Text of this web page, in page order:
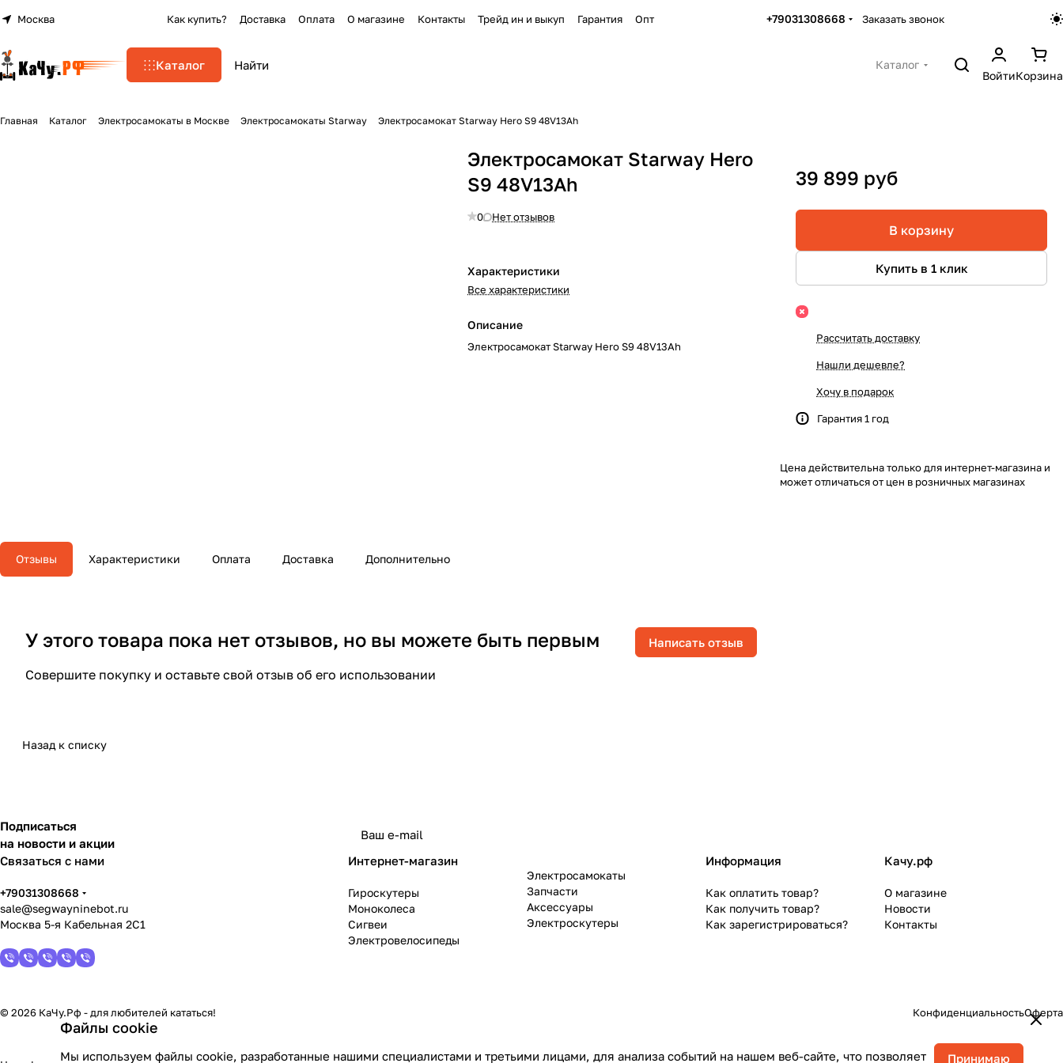
Москва Как купить? Доставка Оплата О магазине Контакты Трейд ин и выкуп Гарантия Опт +79031308668 Заказать звонок
Каталог
Каталог
ВойтиКорзина
Главная Каталог Электросамокаты в Москве Электросамокаты Starway Электросамокат Starway Hero S9 48V13Ah
Электросамокат Starway Hero
S9 48V13Ah
0 Нет отзывов
Характеристики
Все характеристики
Описание
Электросамокат Starway Hero S9 48V13Ah
39 899 руб
В корзину
Купить в 1 клик
Рассчитать доставку
Нашли дешевле?
Хочу в подарок
Гарантия 1 год
Цена действительна только для интернет-магазина и
может отличаться от цен в розничных магазинах
Отзывы Характеристики Оплата Доставка Дополнительно
У этого товара пока нет отзывов, но вы можете быть первым
Совершите покупку и оставьте свой отзыв об его использовании
Написать отзыв
Назад к списку
Подписаться
на новости и акции
Связаться с нами
+79031308668
sale@segwayninebot.ru
Москва 5-я Кабельная 2С1
Интернет-магазин
Гироскутеры
Моноколеса
Сигвеи
Электровелосипеды
Электросамокаты
Запчасти
Аксессуары
Электроскутеры
Информация
Как оплатить товар?
Как получить товар?
Как зарегистрироваться?
Качу.рф
О магазине
Новости
Контакты
© 2026 КаЧу.Рф - для любителей кататься! КонфиденциальностьОферта
Файлы cookie
Мы используем файлы cookie, разработанные нашими специалистами и третьими лицами, для анализа событий на нашем веб-сайте, что позволяет Принимаю